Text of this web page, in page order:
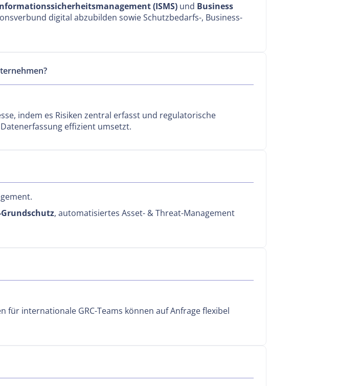
(ISMS) und Business
digital abzubilden sowie Schutzbedarfs-, Business-
indem es Risiken zentral erfasst und regulatorische
effizient umsetzt.
Grundschutz, automatisiertes Asset- & Threat-Management
für internationale GRC-Teams können auf Anfrage flexibel